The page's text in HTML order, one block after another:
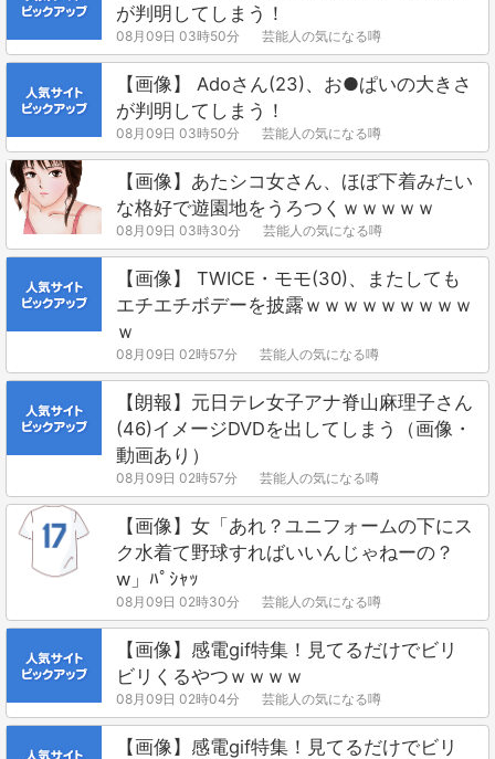
が判明してしまう！
08月09日 03時50分 芸能人の気になる噂
【画像】 Adoさん(23)、お●ぱいの大きさ
が判明してしまう！
08月09日 03時50分 芸能人の気になる噂
【画像】あたシコ女さん、ほぼ下着みたい
な格好で遊園地をうろつくｗｗｗｗｗ
08月09日 03時30分 芸能人の気になる噂
【画像】 TWICE・モモ(30)、またしても
エチエチボデーを披露ｗｗｗｗｗｗｗｗｗ
ｗ
08月09日 02時57分 芸能人の気になる噂
【朗報】元日テレ女子アナ脊山麻理子さん
(46)イメージDVDを出してしまう（画像・
動画あり）
08月09日 02時57分 芸能人の気になる噂
【画像】女「あれ？ユニフォームの下にス
ク水着て野球すればいいんじゃねーの？
w」ﾊﾟｼｬｯ
08月09日 02時30分 芸能人の気になる噂
【画像】感電gif特集！見てるだけでビリ
ビリくるやつｗｗｗｗ
08月09日 02時04分 芸能人の気になる噂
【画像】感電gif特集！見てるだけでビリ